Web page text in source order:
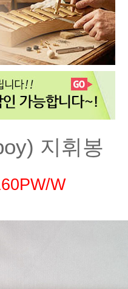
지휘봉
W